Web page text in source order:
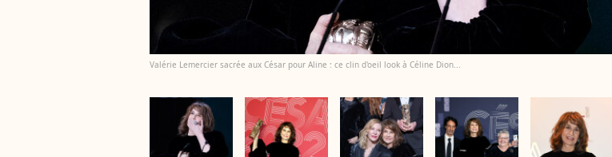
Valérie Lemercier sacrée aux César pour Aline : ce clin d'oeil look à Céline Dion...